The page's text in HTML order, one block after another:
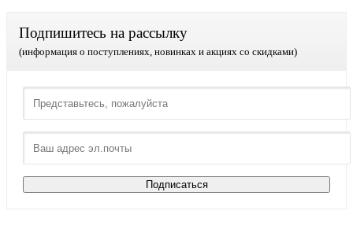
Подпишитесь на рассылку
(информация о поступлениях, новинках и акциях со скидками)